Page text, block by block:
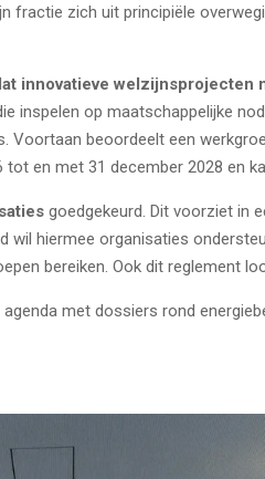
fractie zich uit principiële
innovatieve welzijnsprojecten
inspelen op maatschappelijke
Voortaan beoordeelt een
en met 31 december 2028 en
goedgekeurd. Dit voorziet in
hiermee organisaties
bereiken. Ook dit reglement
met dossiers rond